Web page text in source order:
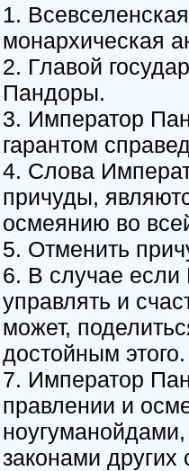
1.
монархическая
2. Главой
Пандоры.
3. Император
гарантом
4. Слова
причуды,
осмеянию во
5. Отменить
6. В случае если
управлять и
может,
достойным этого.
7. Император
правлении и
законами других